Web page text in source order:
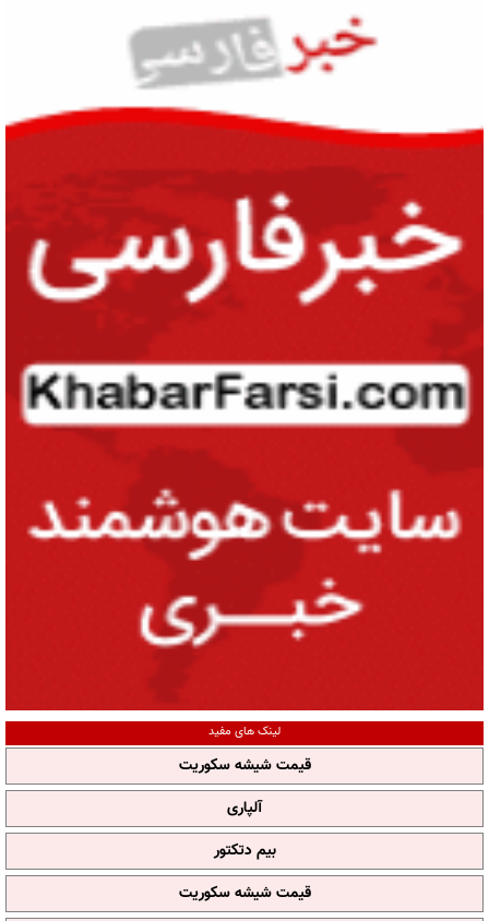
لینک های مفید
قیمت شیشه سکوریت
آلپاری
بیم دتکتور
قیمت شیشه سکوریت